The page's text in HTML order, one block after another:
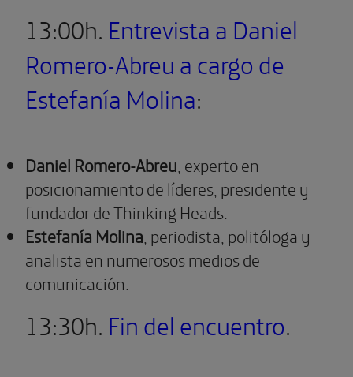
13:00h. Entrevista a Daniel
Romero-Abreu a cargo de
Estefanía Molina:
Daniel Romero-Abreu , experto en
posicionamiento de líderes, presidente y
fundador de Thinking Heads.
Estefanía Molina , periodista, politóloga y
analista en numerosos medios de
comunicación.
13:30h. Fin del encuentro.